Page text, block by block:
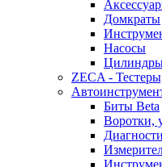
Домкраты
Насосы
ZECA -
Биты Beta
Воротки,